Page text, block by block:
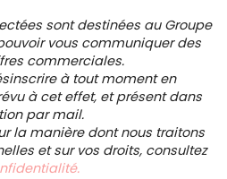
sont destinées au Groupe
vous communiquer des
commerciales.
à tout moment en
à cet effet, et présent dans
par mail.
la manière dont nous traitons
et sur vos droits, consultez